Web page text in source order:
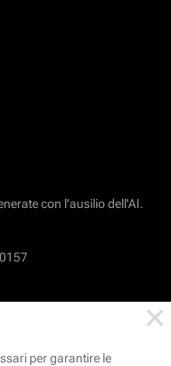
con l'ausilio dell'AI.